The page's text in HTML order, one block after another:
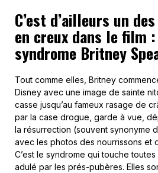
C’est d’ailleurs un
en creux dans le film
syndrome Britney
Tout comme elles, Britney
Disney avec une image de sainte
casse jusqu’au fameux rasage de
par la case drogue, garde à vue,
la résurrection (souvent synonyme
avec les photos des nourrissons et
C’est le syndrome qui touche
adulé par les prés-pubères. Elles